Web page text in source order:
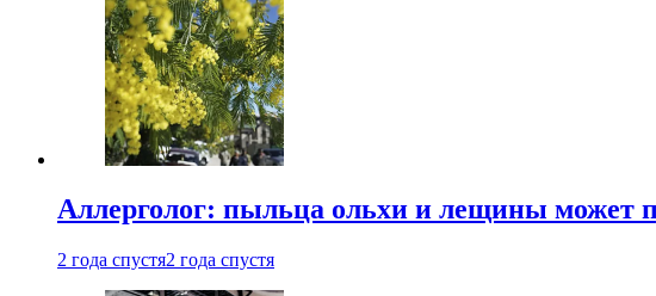
Аллерголог: пыльца ольхи и лещины может
2 года спустя2 года спустя